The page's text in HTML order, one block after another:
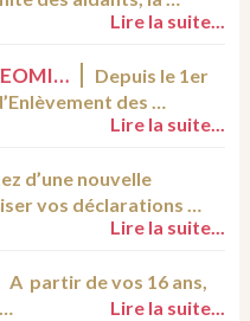
Lire la suite...
Depuis le 1er
des …
Lire la suite...
d’une nouvelle
vos déclarations …
Lire la suite...
A partir de vos 16 ans,
Lire la suite...